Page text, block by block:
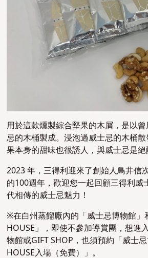
用於這款燻製綜合堅果的木屑，是以
忌的木桶製成。浸泡過威士忌的木桶
果本身的甜味也很誘人，與威士忌是絕
2023 年，三得利迎來了創始人鳥井信
的100週年，歡迎您一起回顧三得利威
代相傳的威士忌魅力！
※在白州蒸餾廠內的「威士忌博物館」
HOUSE」，即使不參加導賞團 ，想進
物館或GIFT SHOP ，也須預約「威士
HOUSE入場（免費）」。